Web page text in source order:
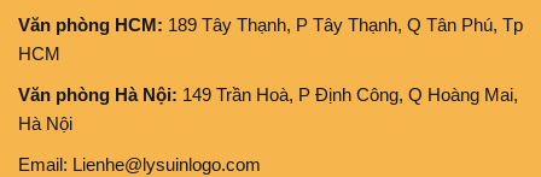
Văn phòng HCM: 189 Tây Thạnh, P Tây Thạnh, Q Tân Phú, Tp
HCM
Văn phòng Hà Nội: 149 Trần Hoà, P Định Công, Q Hoàng Mai,
Hà Nội
Email: Lienhe@lysuinlogo.com